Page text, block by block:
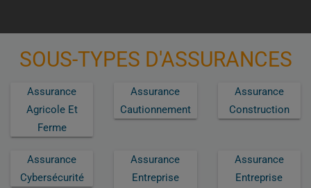
SOUS-TYPES D'ASSURANCES
Assurance
Agricole Et
Ferme
Assurance
Cautionnement
Assurance
Construction
Assurance
Cybersécurité
Assurance
Entreprise
Assurance
Entreprise